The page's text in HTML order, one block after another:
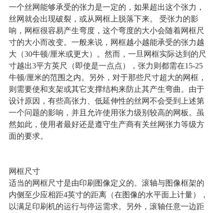
一个丝网能够承受的张力是一定的，如果超出这个张力，
丝网就会出现破裂，或从网框上脱落下来。 受张力的影
响，网框很容易产生弯度，这个弯度的大小会随着网框尺
寸的大小而改变。一般来说，网框越小越能承受的张力越
大（30牛顿/厘米或更大）。然而，一旦网框实际达到的尺
寸越出3平方英尺（即使是一点点），张力则都需在15-25
牛顿/厘米的范围之内。另外，对于那些尺寸超大的网框，
则需要使和支架或其它支撑结构来防止其产生弯曲。由于
设计原因，有些高张力、低延伸性的丝网不会受到上述第
一个问题的影响，并且允许使用张力级别较高的网板。虽
然如此，使用者最好还是遵守生产商有关丝网张力等级方
面的要求。
网框尺寸
适当的网框尺寸是由印刷图像定义的。滚轴与图像框架的
内侧至少应相距4英寸的距离（在图像的水平面上计量），
以满足印刷机的运行与停运需求。另外，滚轴任意一边距